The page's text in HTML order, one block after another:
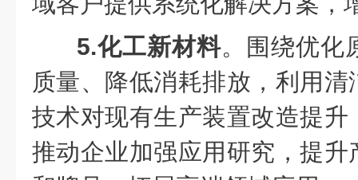
5.化工新材料。围绕优化
质量、降低消耗排放，利用
技术对现有生产装置改造提
推动企业加强应用研究，提